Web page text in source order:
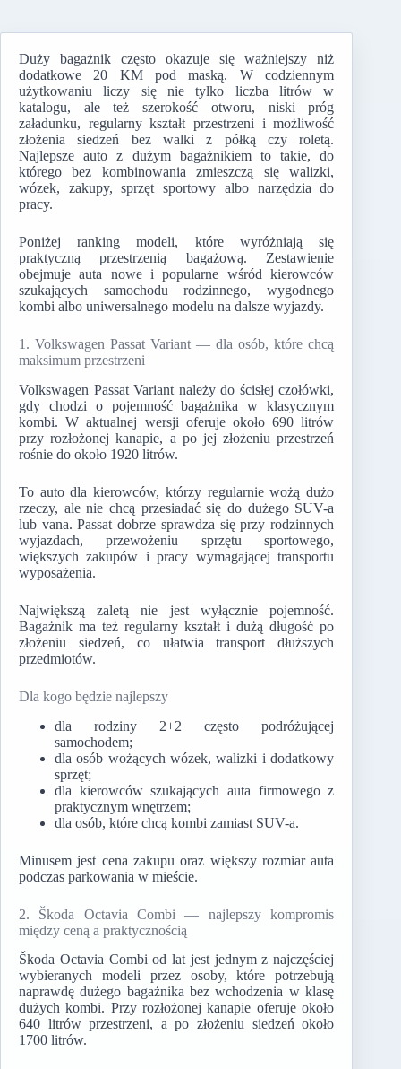
Duży bagażnik często okazuje się ważniejszy niż
dodatkowe 20 KM pod maską. W codziennym
użytkowaniu liczy się nie tylko liczba litrów w
katalogu, ale też szerokość otworu, niski próg
załadunku, regularny kształt przestrzeni i możliwość
złożenia siedzeń bez walki z półką czy roletą.
Najlepsze auto z dużym bagażnikiem to takie, do
którego bez kombinowania zmieszczą się walizki,
wózek, zakupy, sprzęt sportowy albo narzędzia do
pracy.
Poniżej ranking modeli, które wyróżniają się
praktyczną przestrzenią bagażową. Zestawienie
obejmuje auta nowe i popularne wśród kierowców
szukających samochodu rodzinnego, wygodnego
kombi albo uniwersalnego modelu na dalsze wyjazdy.
1. Volkswagen Passat Variant — dla osób, które chcą
maksimum przestrzeni
Volkswagen Passat Variant należy do ścisłej czołówki,
gdy chodzi o pojemność bagażnika w klasycznym
kombi. W aktualnej wersji oferuje około 690 litrów
przy rozłożonej kanapie, a po jej złożeniu przestrzeń
rośnie do około 1920 litrów.
To auto dla kierowców, którzy regularnie wożą dużo
rzeczy, ale nie chcą przesiadać się do dużego SUV-a
lub vana. Passat dobrze sprawdza się przy rodzinnych
wyjazdach, przewożeniu sprzętu sportowego,
większych zakupów i pracy wymagającej transportu
wyposażenia.
Największą zaletą nie jest wyłącznie pojemność.
Bagażnik ma też regularny kształt i dużą długość po
złożeniu siedzeń, co ułatwia transport dłuższych
przedmiotów.
Dla kogo będzie najlepszy
dla rodziny 2+2 często podróżującej
samochodem;
dla osób wożących wózek, walizki i dodatkowy
sprzęt;
dla kierowców szukających auta firmowego z
praktycznym wnętrzem;
dla osób, które chcą kombi zamiast SUV-a.
Minusem jest cena zakupu oraz większy rozmiar auta
podczas parkowania w mieście.
2. Škoda Octavia Combi — najlepszy kompromis
między ceną a praktycznością
Škoda Octavia Combi od lat jest jednym z najczęściej
wybieranych modeli przez osoby, które potrzebują
naprawdę dużego bagażnika bez wchodzenia w klasę
dużych kombi. Przy rozłożonej kanapie oferuje około
640 litrów przestrzeni, a po złożeniu siedzeń około
1700 litrów.